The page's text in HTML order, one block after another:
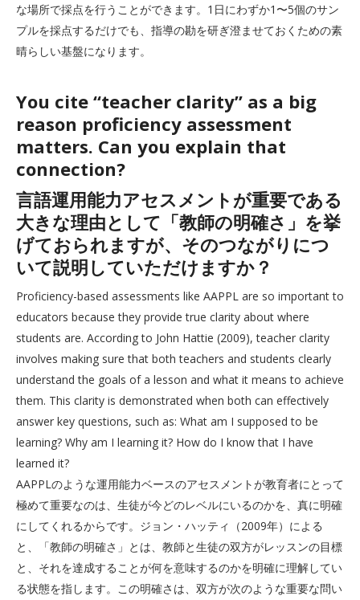
な場所で採点を行うことができます。1日にわずか1〜5個のサン
プルを採点するだけでも、指導の勘を研ぎ澄ませておくための素
晴らしい基盤になります。
You cite “teacher clarity” as a big
reason proficiency assessment
matters. Can you explain that
connection?
言語運用能力アセスメントが重要である
大きな理由として「教師の明確さ」を挙
げておられますが、そのつながりにつ
いて説明していただけますか？
Proficiency-based assessments like AAPPL are so important to
educators because they provide true clarity about where
students are. According to John Hattie (2009), teacher clarity
involves making sure that both teachers and students clearly
understand the goals of a lesson and what it means to achieve
them. This clarity is demonstrated when both can effectively
answer key questions, such as: What am I supposed to be
learning? Why am I learning it? How do I know that I have
learned it?
AAPPLのような運用能力ベースのアセスメントが教育者にとって
極めて重要なのは、生徒が今どのレベルにいるのかを、真に明確
にしてくれるからです。ジョン・ハッティ（2009年）による
と、「教師の明確さ」とは、教師と生徒の双方がレッスンの目標
と、それを達成することが何を意味するのかを明確に理解してい
る状態を指します。この明確さは、双方が次のような重要な問い